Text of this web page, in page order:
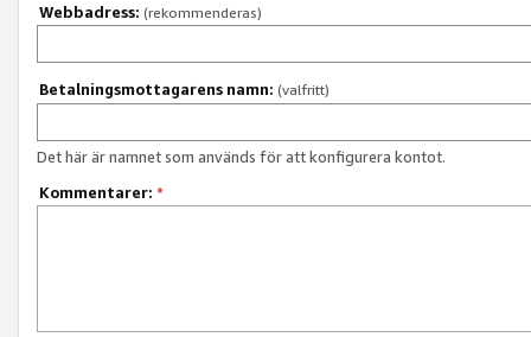
Webbadress: (rekommenderas)
Betalningsmottagarens namn: (valfritt)
Det här är namnet som används för att konfigurera kontot.
Kommentarer: *